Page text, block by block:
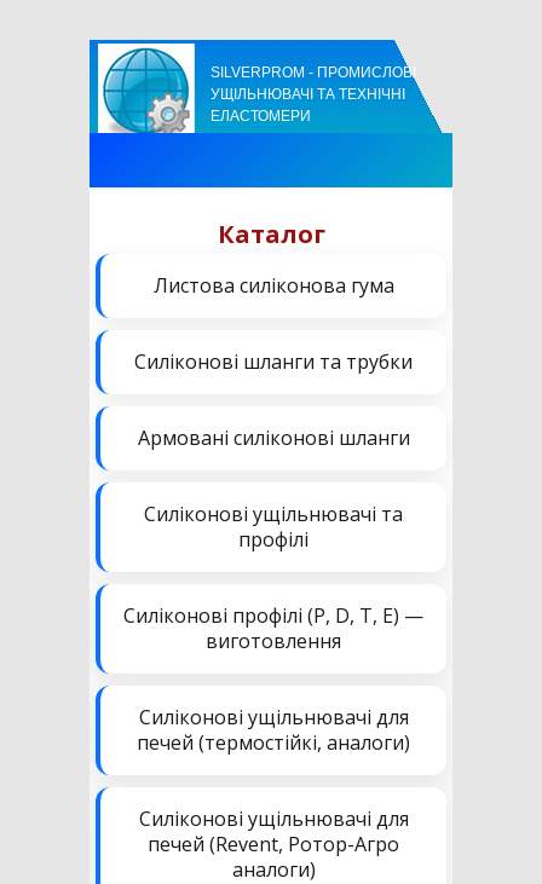
SILVERPROM - ПРОМИСЛОВІ
УЩІЛЬНЮВАЧІ ТА ТЕХНІЧНІ
ЕЛАСТОМЕРИ
Каталог
Листова силіконова гума
Силіконові шланги та трубки
Армовані силіконові шланги
Силіконові ущільнювачі та
профілі
Силіконові профілі (P, D, T, E) —
виготовлення
Силіконові ущільнювачі для
печей (термостійкі, аналоги)
Силіконові ущільнювачі для
печей (Revent, Ротор-Агро
аналоги)